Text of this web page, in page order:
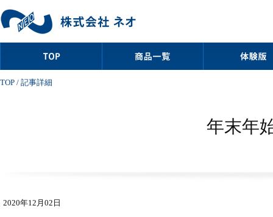
TOP / 記事詳細
年末年
2020年12月02日